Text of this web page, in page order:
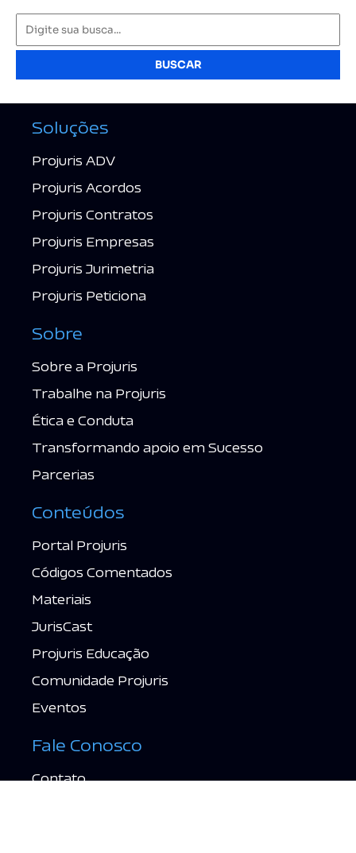
BUSCAR
Soluções
Projuris ADV
Projuris Acordos
Projuris Contratos
Projuris Empresas
Projuris Jurimetria
Projuris Peticiona
Sobre
Sobre a Projuris
Trabalhe na Projuris
Ética e Conduta
Transformando apoio em Sucesso
Parcerias
Conteúdos
Portal Projuris
Códigos Comentados
Materiais
JurisCast
Projuris Educação
Comunidade Projuris
Eventos
Fale Conosco
Contato